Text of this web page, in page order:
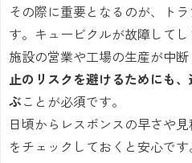
その際に重要となるのが、ト
す。キュービクルが故障してし
施設の営業や工場の生産が中断
止のリスクを避けるためにも
ぶことが必須です。
日頃からレスポンスの早さや
をチェックしておくと安心です